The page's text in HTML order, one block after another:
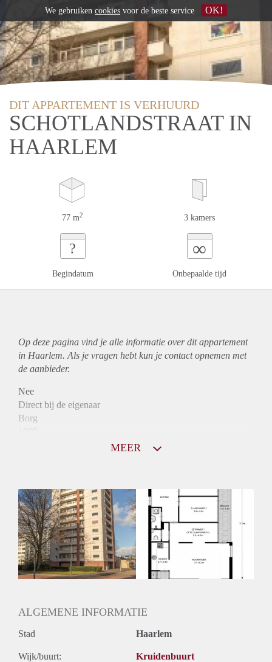
DIT APPARTEMENT IS VERHUURD
SCHOTLANDSTRAAT IN
HAARLEM
77 m2 3 kamers
?
Begindatum
∞
Onbepaalde tijd
Op deze pagina vind je alle informatie over ditappartement
in Haarlem. Als je vragen hebt kun je contact opnemen met
de aanbieder.
Nee
Direct bij de eigenaar
Borg
Inkomen eis
3,1 X Maandhuur Bruto
Huurtermijn
Onbepaalde termijn
Oplevering
Kaal
MEER
ALGEMENE INFORMATIE
Stad Haarlem
Wijk/buurt: Kruidenbuurt
We gebruiken cookies voor de beste service OK!